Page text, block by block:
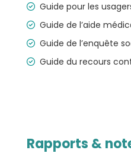
Guide pour les
Guide de l’aide
Guide de l’enquête
Guide du recours
Rapports &